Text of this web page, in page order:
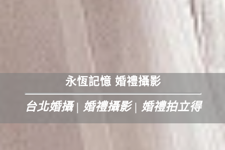
永恆記憶 婚禮攝影
台北婚攝 | 婚禮攝影 | 婚禮拍立得